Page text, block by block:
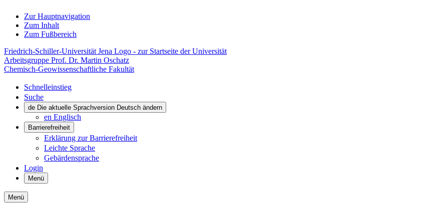
Zur Hauptnavigation
Zum Inhalt
Zum Fußbereich
Friedrich-Schiller-Universität Jena Logo - zur Startseite der Universität
Arbeitsgruppe Prof. Dr. Martin Oschatz
Chemisch-Geowissenschaftliche Fakultät
Schnelleinstieg
Suche
de Die aktuelle Sprachversion Deutsch ändern
en Englisch
Barrierefreiheit
Erklärung zur Barrierefreiheit
Leichte Sprache
Gebärdensprache
Login
Menü
Menü